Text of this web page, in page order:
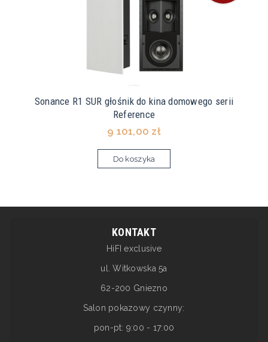
Sonance R1 SUR głośnik do kina domowego serii
Reference
9 101,00 zł
Do koszyka
KONTAKT
HiFI exclusive
ul. Witkowska 5a
62-200 Gniezno
Salon pokazowy czynny:
pon-pt: 9:00 - 17:00